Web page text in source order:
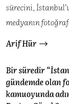
sürecini,
medyanın
Arif Hür
Bir süredir
gündemde olan
kamuoyunda